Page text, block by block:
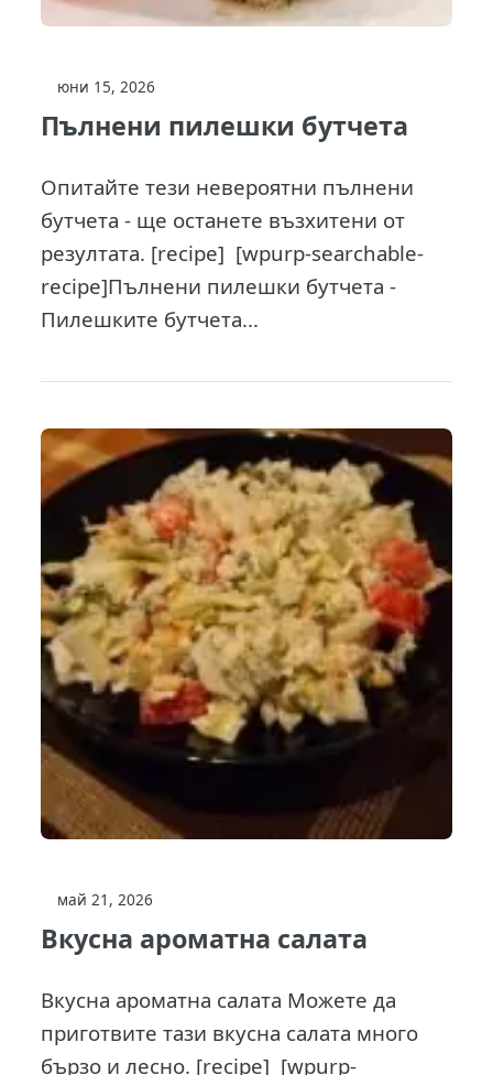
юни 15, 2026
Пълнени пилешки бутчета
Опитайте тези невероятни пълнени
бутчета - ще останете възхитени от
резултата. [recipe] [wpurp-searchable-
recipe]Пълнени пилешки бутчета -
Пилешките бутчета...
май 21, 2026
Вкусна ароматна салата
Вкусна ароматна салата Можете да
приготвите тази вкусна салата много
бързо и лесно. [recipe] [wpurp-